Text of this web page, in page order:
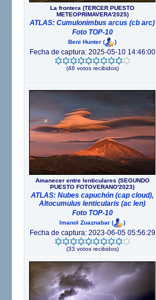
La frontera (TERCER PUESTO
METEOPRIMAVERA'2025)
ATLAS: Cumulonimbus arcus (cb arc)
Foto TOP-10
Beni Hunter ( )
Fecha de captura: 2025-05-10 14:46:00
(46 votos recibidos)
Amanecer entre lenticulares (SEGUNDO
PUESTO FOTOVERANO'2023)
ATLAS: Nubes capuchón (cap cloud),
Altocumulus lenticularis (ac len)
Foto TOP-10
Imanol Zuaznabar ( )
Fecha de captura: 2023-06-05 05:56:29
(33 votos recibidos)